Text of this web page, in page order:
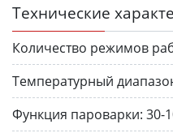
Технические
Количество режимов
Температурный
Функция пароварки: 30-